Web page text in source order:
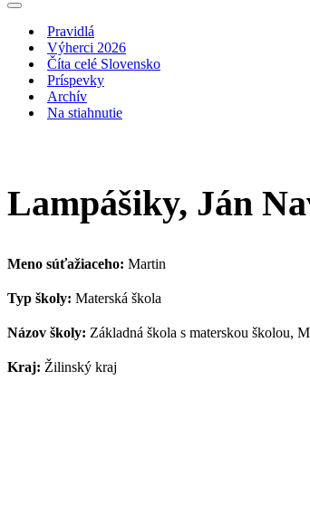
navigácie
Menu
navigáciePravidlá
Výherci 2026
Číta celé Slovensko
Príspevky
Archív
Na stiahnutie
Lampášiky, Ján
Meno súťažiaceho: Martin
Typ školy: Materská škola
Názov školy: Základná škola s materskou školou,
Kraj: Žilinský kraj